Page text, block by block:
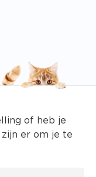
of heb je
er om je te